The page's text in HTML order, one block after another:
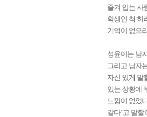
즐겨 입는 사
학생인 척 허
기억이 없으
성윤이는 남
그리고 남자
자신 있게 말
있는 상황에
느낌이 없었
같다’고 말